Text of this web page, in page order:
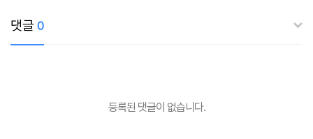
댓글 0
등록된 댓글이 없습니다.